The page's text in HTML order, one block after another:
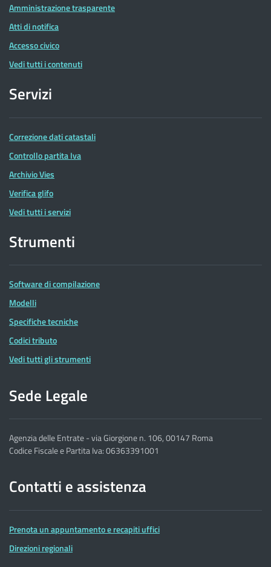
Amministrazione trasparente
Atti di notifica
Accesso civico
Vedi tutti i contenuti
Servizi
Correzione dati catastali
Controllo partita Iva
Archivio Vies
Verifica glifo
Vedi tutti i servizi
Strumenti
Software di compilazione
Modelli
Specifiche tecniche
Codici tributo
Vedi tutti gli strumenti
Sede Legale
Agenzia delle Entrate - via Giorgione n. 106, 00147 Roma
Codice Fiscale e Partita Iva: 06363391001
Contatti e assistenza
Prenota un appuntamento e recapiti uffici
Direzioni regionali